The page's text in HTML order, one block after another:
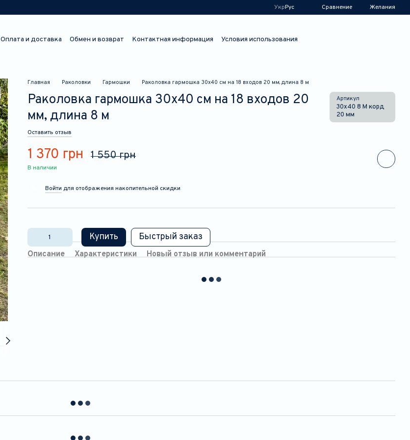
УкрРус Сравнение Желания
Оплата и доставка Обмен и возврат Контактная информация
Условия использования
Главная Раколовки Гармошки Раколовка гармошка 30х40 см на 18 входов 20 мм, длина 8 м
Раколовка гармошка 30х40 см на 18 входов 20
мм, длина 8 м
Артикул
30х40 8 М корд
20 мм
Оставить отзыв
1 370 грн 1 550 грн
В наличии
Войти для отображения накопительной скидки
Купить Быстрый заказ
Описание Характеристики Новый отзыв или комментарий